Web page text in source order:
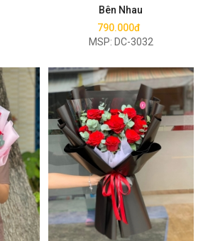
Bên Nhau
790.000đ
MSP: DC-3032
Mua ngay